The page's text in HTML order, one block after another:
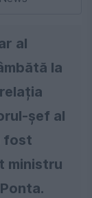
al
la
șef al
fost
ministru